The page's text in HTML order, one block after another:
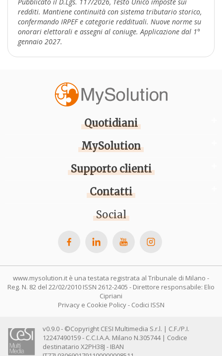
redditi. Mantiene continuità con sistema tributario storico,
confermando IRPEF e categorie reddituali. Nuove norme su
onorari elettorali e assegni al coniuge. Applicazione dal 1°
gennaio 2027.
Quotidiani
MySolution
Supporto clienti
Contatti
Social
www.mysolution.it è una testata registrata al Tribunale di Milano -
Reg. N. 82 del 22/02/2010 ISSN 2612-2405 - Direttore responsabile: Elio
Cipriani
Privacy e Cookie Policy- Codici ISSN
v0.9.0 - ©Copyright CESI Multimedia S.r.l. | C.F./P.I.
12247490159 - C.C.I.A.A. Milano N.305744 | Codice
destinatario X2PH38J - IBAN